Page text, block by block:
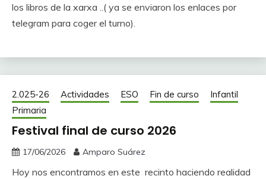
los libros de la xarxa ..( ya se enviaron los enlaces por
telegram para coger el turno).
2.025-26 Actividades ESO Fin de curso
Infantil
Primaria
Festival final de curso 2026
17/06/2026 Amparo Suárez
Hoy nos encontramos en este recinto haciendo realidad